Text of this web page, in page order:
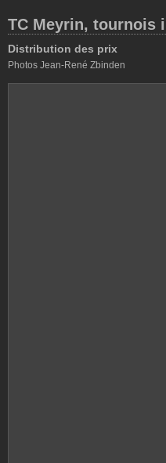
TC Meyrin, tournois
Distribution des prix
Photos Jean-René Zbinden